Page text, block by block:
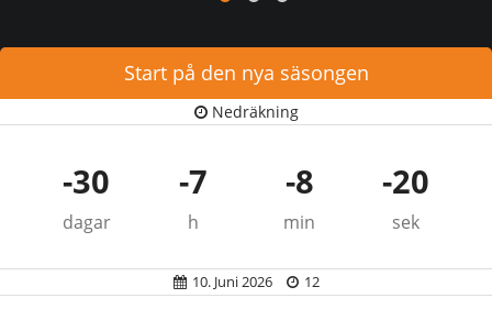
Start på den nya säsongen
Nedräkning
dagar h min sek
10. Juni 2026 12